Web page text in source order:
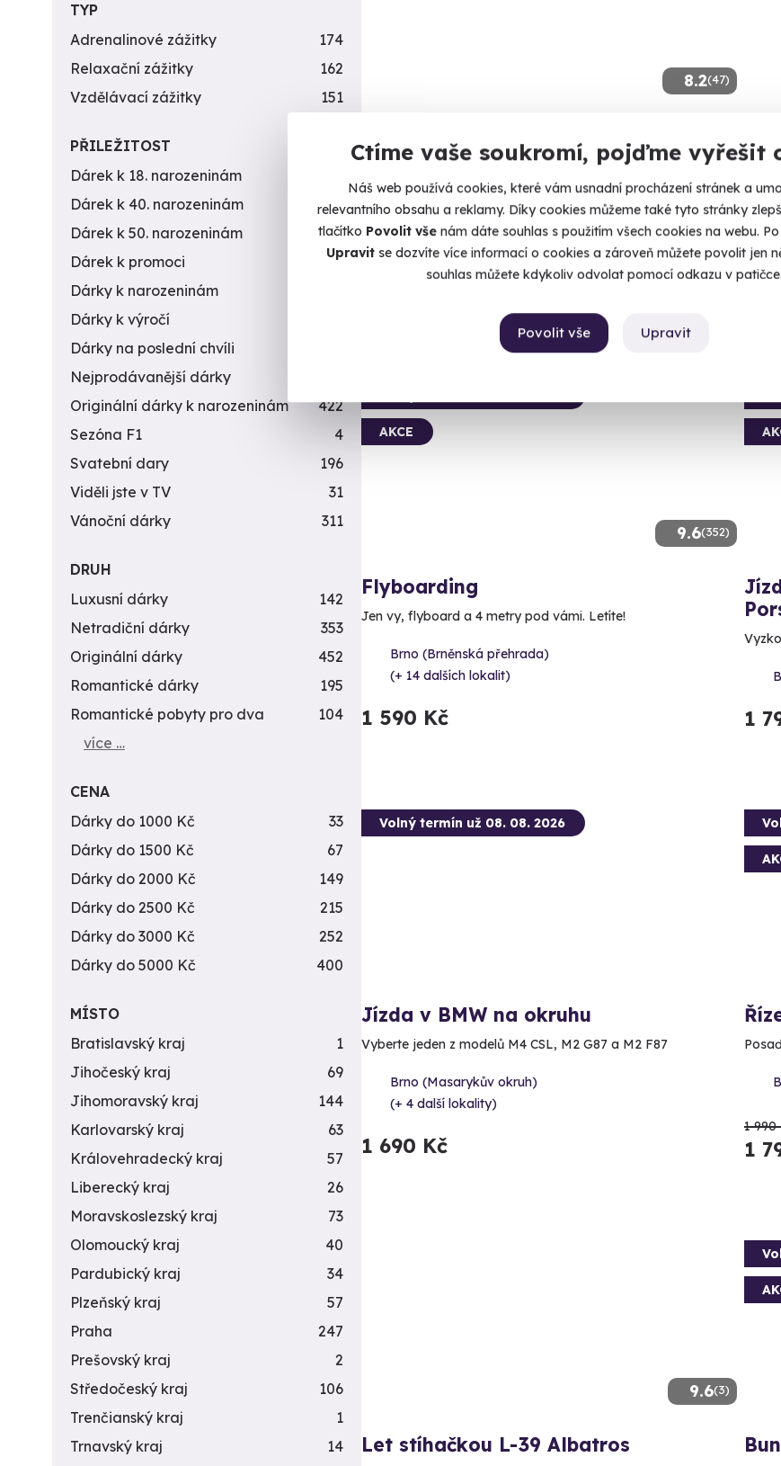
Ctíme vaše soukromí, pojďme vyřešit
Náš web používá cookies, které vám usnadní procházení stránek a
relevantního obsahu a reklamy. Díky cookies můžeme také tyto stránky
tlačítko Povolit vše nám dáte souhlas s použitím všech cookies na webu.
Upravitse dozvíte více informací o cookies a zároveň můžete povolit jen
souhlas můžete kdykoliv odvolat pomocí odkazu v patičce.
Upravit
Povolit vše
8.2(47)
závodním okruhu
Vyzkoušejte jedno z 5 žihadel na největším okruhu v ČR.
Brno (Brno-město)
4
9.6(352)
AKCE
Flyboarding
Jen vy, flyboard a 4 metry pod vámi. Letíte!
Brno (Brněnská přehrada)
(+ 14 dalších lokalit)
1 590 Kč 1
Volný termín už 08. 08. 2026
Jízda v BMW na okruhu
Vyberte jeden z modelů M4 CSL, M2 G87 a M2 F87
Brno (Masarykův okruh)
(+ 4 další lokality)
1 690 Kč
1 990
1
9.6(3)
Let stíhačkou L-39 Albatros
TYP
Adrenalinové zážitky
174
Relaxační zážitky
162
Vzdělávací zážitky
151
PŘILEŽITOST
Dárek k 18. narozeninám
Dárek k 40. narozeninám
453
Dárek k 50. narozeninám
378
Dárek k promoci
245
Dárky k narozeninám
Dárky k výročí
Dárky na poslední chvíli
Nejprodávanější dárky
Originální dárky k narozeninám
422
Sezóna F1
4
Svatební dary
196
Viděli jste v TV
31
Vánoční dárky
311
DRUH
Luxusní dárky
142
Netradiční dárky
353
Originální dárky
452
Romantické dárky
195
Romantické pobyty pro dva
104
více …
CENA
Dárky do 1000 Kč
33
Dárky do 1500 Kč
67
Dárky do 2000 Kč
149
Dárky do 2500 Kč
215
Dárky do 3000 Kč
252
Dárky do 5000 Kč
400
MÍSTO
Bratislavský kraj
1
Jihočeský kraj
69
Jihomoravský kraj
144
Karlovarský kraj
63
Královehradecký kraj
57
Liberecký kraj
26
Moravskoslezský kraj
73
Olomoucký kraj
40
Pardubický kraj
34
Plzeňský kraj
57
Praha
247
Prešovský kraj
2
Středočeský kraj
106
Trenčianský kraj
1
Trnavský kraj
14